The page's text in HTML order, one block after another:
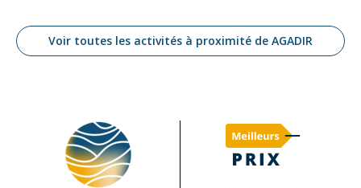
Voir toutes les activités à proximité de AGADIR